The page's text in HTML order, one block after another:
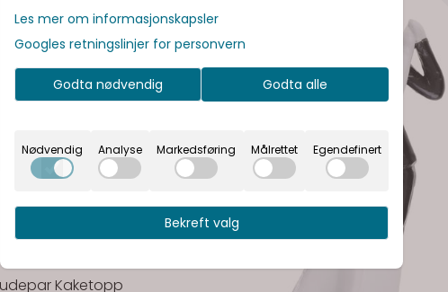
Kaketopp
Les mer om informasjonskapsler
Googles retningslinjer for personvern
Godta nødvendig Godta alle
Nødvendig Analyse Markedsføring Målrettet Egendefinert
Bekreft valg